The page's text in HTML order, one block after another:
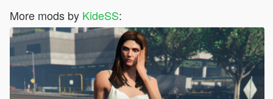
More mods by KideSS: